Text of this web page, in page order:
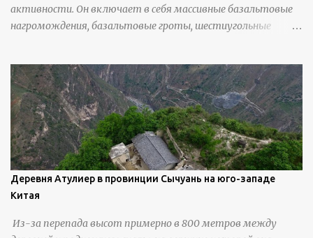
активности. Он включает в себя массивные базальтовые
нагромождения, базальтовые гроты, шестиугольные
Деревня Атулиер в провинции Сычуань на юго-западе
Китая
Из-за перепада высот примерно в 800 метров между